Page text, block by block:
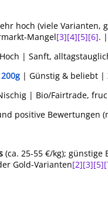
hoch (viele
Mangel[3][4][5][6]. |
| Sanft,
| Günstig & beliebt |
| Bio/Fairtrade,
positive Bewertungen
(ca. 25-55 €/kg); günstige
Gold-Varianten[2][3][5]